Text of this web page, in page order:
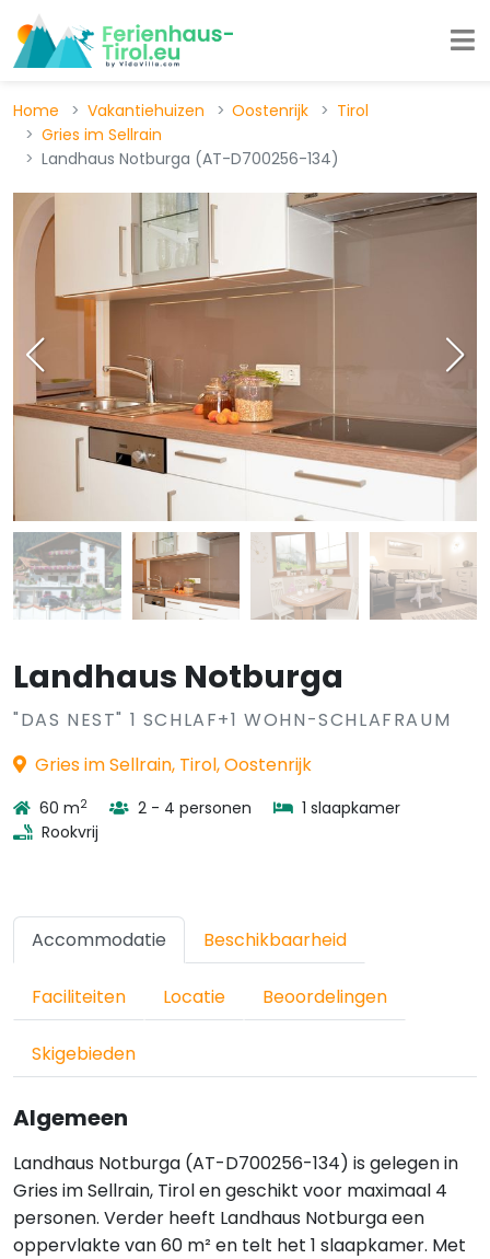
Home Vakantiehuizen Oostenrijk
Tirol
Gries im Sellrain
Landhaus Notburga (AT-D700256-134)
Landhaus Notburga
"DAS NEST" 1 SCHLAF+1 WOHN-SCHLAFRAUM
Gries im Sellrain, Tirol, Oostenrijk
60 m2 2 - 4 personen
1 slaapkamer
Rookvrij
Accommodatie Beschikbaarheid
Faciliteiten Locatie Beoordelingen
Skigebieden
Algemeen
Landhaus Notburga (AT-D700256-134) is gelegen in
Gries im Sellrain, Tirol en geschikt voor maximaal 4
personen. Verder heeft Landhaus Notburga een
oppervlakte van 60 m² en telt het 1 slaapkamer. Met